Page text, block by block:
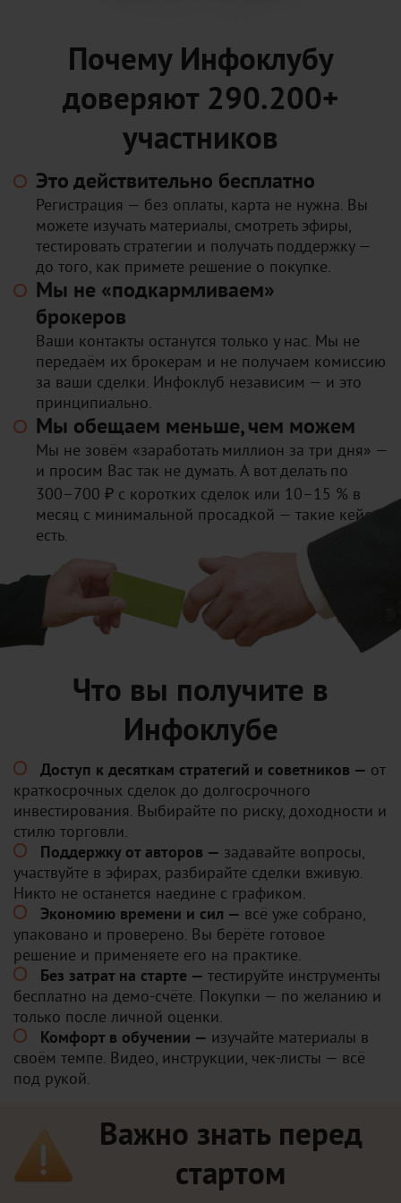
Почему Инфоклубу
доверяют 290.200+
участников
Это действительно бесплатно
Регистрация — без оплаты, карта не нужна. Вы
можете изучать материалы, смотреть эфиры,
тестировать стратегии и получать поддержку —
до того, как примете решение о покупке.
Мы не «подкармливаем»
брокеров
Ваши контакты останутся только у нас. Мы не
передаём их брокерам и не получаем комиссию
за ваши сделки. Инфоклуб независим — и это
принципиально.
Мы обещаем меньше, чем можем
Мы не зовём «заработать миллион за три дня» —
и просим Вас так не думать. А вот делать по
300–700 ₽ с коротких сделок или 10–15 % в
месяц с минимальной просадкой — такие кейсы
есть.
Что вы получите в
Инфоклубе
Доступ к десяткам стратегий и советников — от
краткосрочных сделок до долгосрочного
инвестирования. Выбирайте по риску, доходности и
стилю торговли.
Поддержку от авторов — задавайте вопросы,
участвуйте в эфирах, разбирайте сделки вживую.
Никто не останется наедине с графиком.
Экономию времени и сил — всё уже собрано,
упаковано и проверено. Вы берёте готовое
решение и применяете его на практике.
Без затрат на старте —тестируйте инструменты
бесплатно на демо-счёте. Покупки — по желанию и
только после личной оценки.
Комфорт в обучении — изучайте материалы в
своём темпе. Видео, инструкции, чек-листы — всё
под рукой.
Важно знать перед
стартом